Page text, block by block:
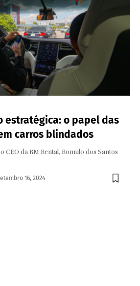
estratégica: o papel das
carros blindados
CEO da RM Rental, Romulo dos Santos
16, 2024